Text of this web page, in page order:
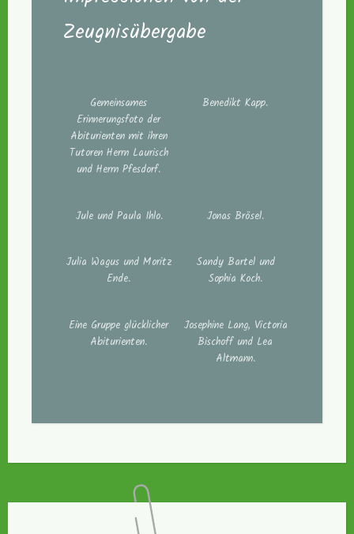
Zeugnisübergabe
Gemeinsames
Erinnerungsfoto der
Abiturienten mit ihren
Tutoren Herrn Laurisch
und Herrn Pfesdorf.
Benedikt Kapp.
Jule und Paula Ihlo. Jonas Brösel.
Julia Wagus und Moritz
Ende.
Sandy Bartel und
Sophia Koch.
Eine Gruppe glücklicher
Abiturienten.
Josephine Lang, Victoria
Bischoff und Lea
Altmann.